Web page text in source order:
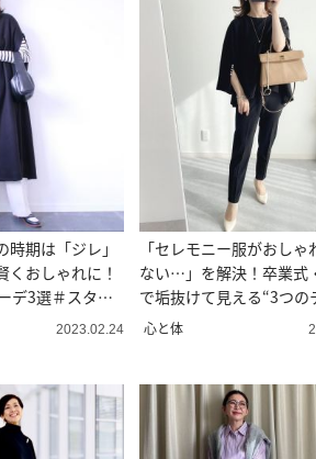
期は「ジレ」
くおしゃれに！
デ3選＃スタイ
2023.02.24
「セレモニー服がおしゃ
ない…」を解決！卒業式
で垢抜けて見える“3つの
ク”
心と体